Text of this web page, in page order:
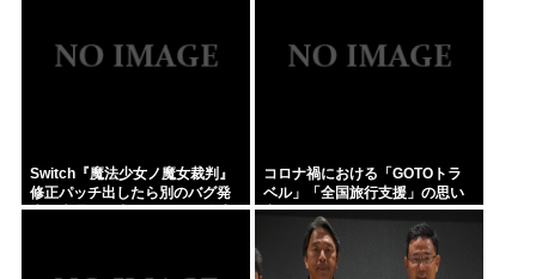
Switch『魔法少女ノ魔女裁判』
修正パッチ出したら別のバグ発
生、来週まで直せません→公式
コロナ禍における「GOTOトラ
ベル」「全国旅行支援」の思い
出